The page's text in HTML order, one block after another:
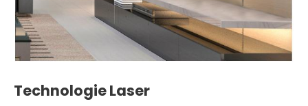
Technologie Laser